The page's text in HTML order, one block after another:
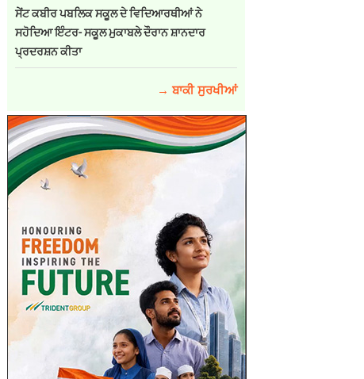
ਸੇਂਟ ਕਬੀਰ ਪਬਲਿਕ ਸਕੂਲ ਦੇ ਵਿਦਿਆਰਥੀਆਂ ਨੇ
ਸਹੋਦਿਆ ਇੰਟਰ- ਸਕੂਲ ਮੁਕਾਬਲੇ ਦੌਰਾਨ ਸ਼ਾਨਦਾਰ
ਪ੍ਰਦਰਸ਼ਨ ਕੀਤਾ
→ ਬਾਕੀ ਸੁਰਖੀਆਂ